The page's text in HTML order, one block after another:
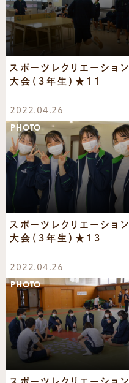
スポーツレクリエーション
大会（３年生）★１１
2022.04.26
PHOTO
スポーツレクリエーション
大会（３年生）★１３
2022.04.26
PHOTO
スポーツレクリエーション